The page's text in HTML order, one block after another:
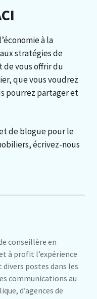
à la
stratégies de
de vous offrir du
que vous voudrez
pourrez partager et
de blogue pour le
écrivez-nous
conseillère en
à profit l’expérience
divers postes dans les
communications au
d’agences de